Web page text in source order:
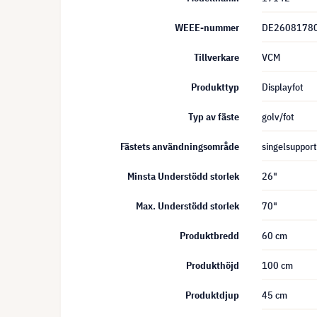
WEEE-nummer
Tillverkare VCM
Produkttyp Displayfot
Typ av fäste golv/fot
Fästets användningsområde singelsupport
Minsta Understödd storlek 26"
Max. Understödd storlek 70"
Produktbredd 60 cm
Produkthöjd 100 cm
Produktdjup 45 cm